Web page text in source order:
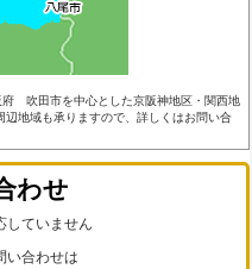
府 吹田市を中心とした京阪神地区・関西地
地域も承りますので、詳しくはお問い合
わせ
していません
い合わせは